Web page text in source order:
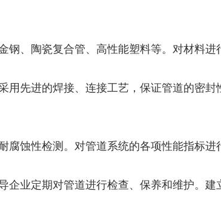
钢、陶瓷复合管、高性能塑料等。对材料
用先进的焊接、连接工艺，保证管道的密
腐蚀性检测。对管道系统的各项性能指标
企业定期对管道进行检查、保养和维护。